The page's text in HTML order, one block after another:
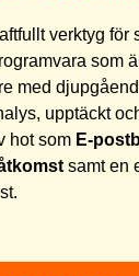
verktyg för
som
med
upptäckt
hot som E-
samt en